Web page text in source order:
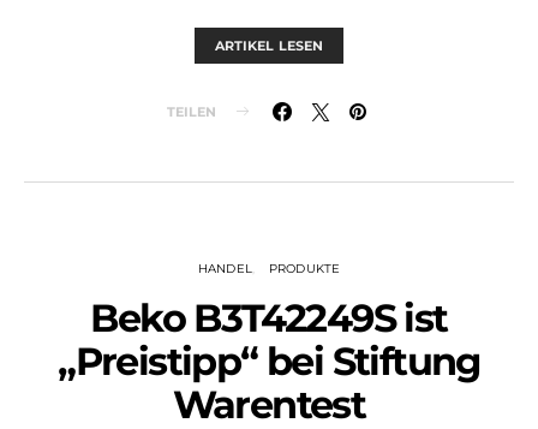
ARTIKEL LESEN
TEILEN
HANDEL PRODUKTE
Beko B3T42249S ist
„Preistipp“ bei Stiftung
Warentest